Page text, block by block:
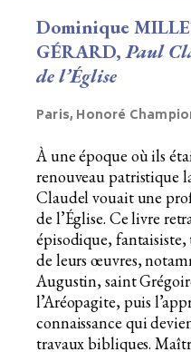
Dominique
GÉRARD,Paul
de l’Église
Paris, Honoré
À une époque où ils
renouveau patristique
Claudel vouait une
de l’Église. Ce livre
épisodique,
de leurs œuvres,
Augustin, saint
l’Aréopagite, puis
connaissance qui
travaux bibliques.